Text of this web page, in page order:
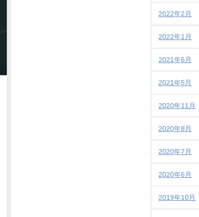
2022年2月
2022年1月
2021年6月
2021年5月
2020年11月
2020年8月
2020年7月
2020年6月
2019年10月